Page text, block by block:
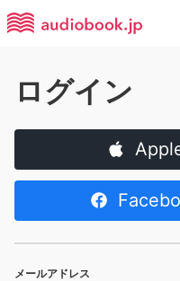
ログイン
メールアドレス